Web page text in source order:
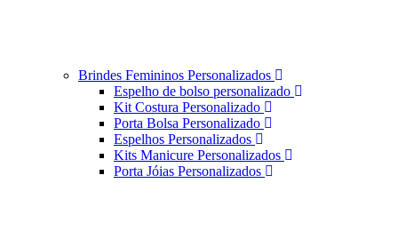
Brindes Femininos Personalizados
Espelho de bolso personalizado
Kit Costura Personalizado
Porta Bolsa Personalizado
Espelhos Personalizados
Kits Manicure Personalizados
Porta Jóias Personalizados